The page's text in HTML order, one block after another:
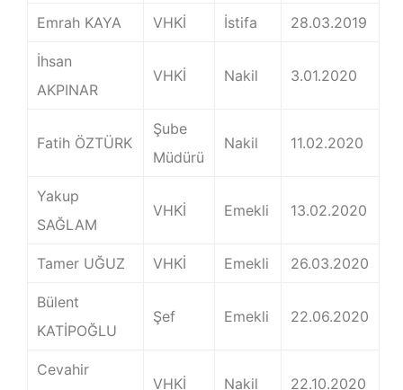
Emrah KAYA VHKİ İstifa 28.03.2019
İhsan
AKPINAR
VHKİ Nakil 3.01.2020
Fatih ÖZTÜRK
Şube
Müdürü
Nakil 11.02.2020
Yakup
SAĞLAM
VHKİ Emekli 13.02.2020
Tamer UĞUZ VHKİ Emekli 26.03.2020
Bülent
KATİPOĞLU
Şef Emekli 22.06.2020
Cevahir
VHKİ Nakil 22.10.2020